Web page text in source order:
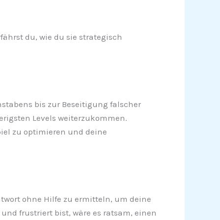
du, wie du sie strategisch
bis zur Beseitigung falscher
Levels weiterzukommen.
zu optimieren und deine
ohne Hilfe zu ermitteln, um deine
frustriert bist, wäre es ratsam, einen